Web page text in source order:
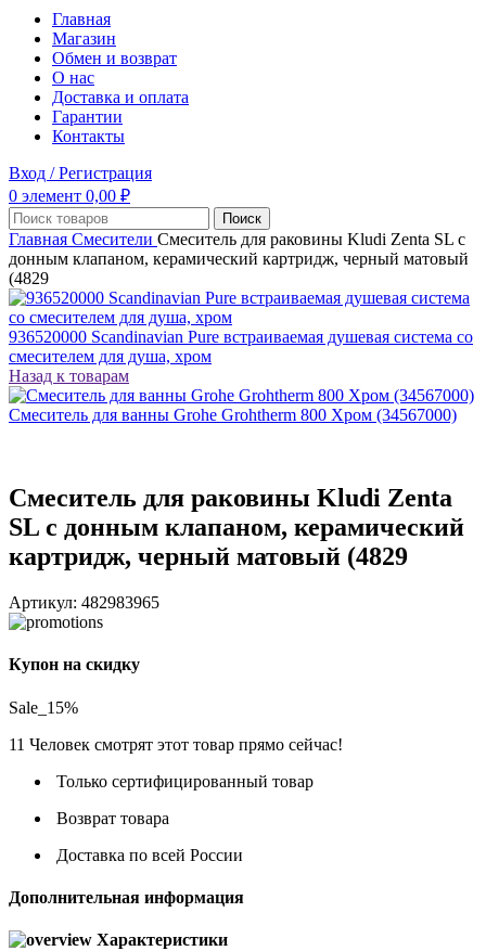
Главная
Магазин
Обмен и возврат
О нас
Доставка и оплата
Гарантии
Контакты
Вход / Регистрация
0 элемент 0,00 ₽
Поиск
Главная Смесители Смеситель для раковины Kludi Zenta SL с
донным клапаном, керамический картридж, черный матовый
(4829
936520000 Scandinavian Pure встраиваемая душевая система со
смесителем для душа, хром
Назад к товарам
Смеситель для ванны Grohe Grohtherm 800 Хром (34567000)
Смеситель для раковины Kludi Zenta
SL с донным клапаном, керамический
картридж, черный матовый (4829
Артикул: 482983965
Купон на скидку
Sale_15%
11 Человек смотрят этот товар прямо сейчас!
Только сертифицированный товар
Возврат товара
Доставка по всей России
Дополнительная информация
Характеристики